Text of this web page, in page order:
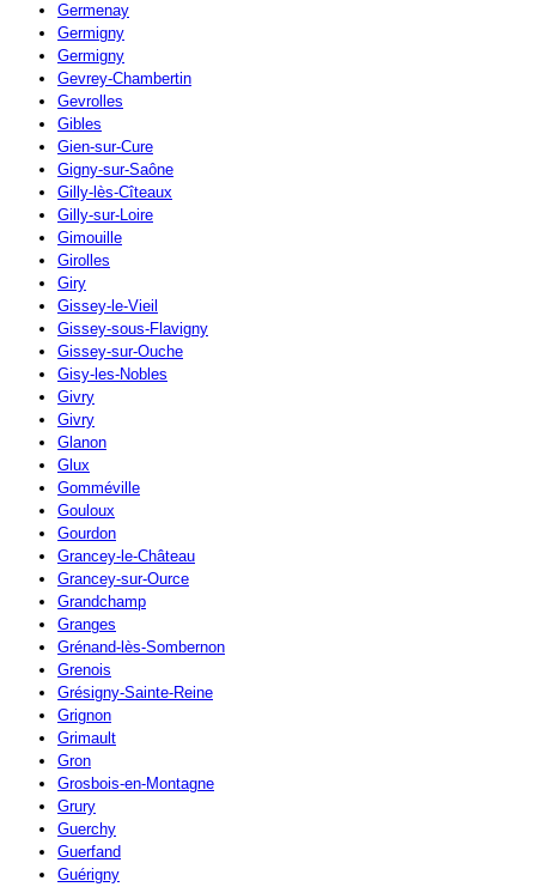
Germenay
Germigny
Germigny
Gevrey-Chambertin
Gevrolles
Gibles
Gien-sur-Cure
Gigny-sur-Saône
Gilly-lès-Cîteaux
Gilly-sur-Loire
Gimouille
Girolles
Giry
Gissey-le-Vieil
Gissey-sous-Flavigny
Gissey-sur-Ouche
Gisy-les-Nobles
Givry
Givry
Glanon
Glux
Gomméville
Gouloux
Gourdon
Grancey-le-Château
Grancey-sur-Ource
Grandchamp
Granges
Grénand-lès-Sombernon
Grenois
Grésigny-Sainte-Reine
Grignon
Grimault
Gron
Grosbois-en-Montagne
Grury
Guerchy
Guerfand
Guérigny